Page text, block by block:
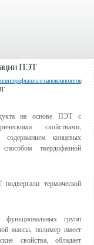
ПЭТ
и нанокомпозитов
на основе ПЭТ с
свойствами,
содержанием концевых
твердофазной
термической
групп
массы, полимер имеет
свойства, обладает